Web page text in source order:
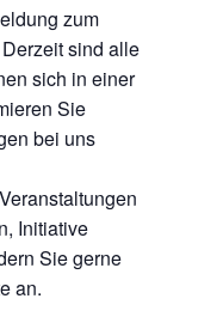
zum
sind alle
sich in einer
Sie
bei uns
Initiative
Sie gerne
an.